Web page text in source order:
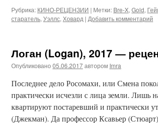
Рубрика: КИНО-РЕЦЕНЗИИ | Метки: Bre-X, Gold,
старатель, Уэллс, Ховард | Добавить комментарий
Логан (Logan), 2017 —
Опубликовано 05.06.2017автором Imra
Последнее дело Росомахи, или Смена
практически исчезли с лица земли. Лишь
квартируют постаревший и практически
(Джекман). Да профессор Ксавьер